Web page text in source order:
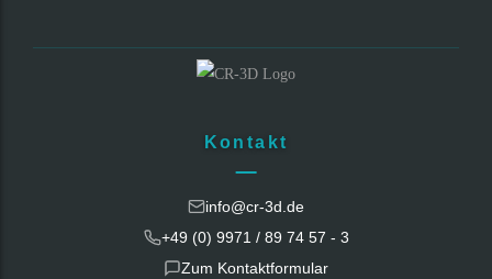
Kontakt
info@cr-3d.de
+49 (0) 9971 / 89 74 57 - 3
Zum Kontaktformular